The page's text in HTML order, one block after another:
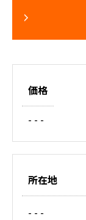
価格
- - -
所在地
- - -